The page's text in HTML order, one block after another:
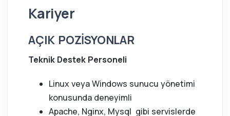
Kariyer
AÇIK POZİSYONLAR
Teknik Destek Personeli
Linux veya Windows sunucu yönetimi
konusunda deneyimli
Apache, Nginx, Mysql gibi servislerde